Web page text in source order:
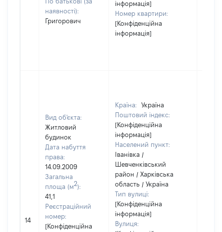
наявності):
Григорович
інформація]
Номер квартири:
[Конфіденційна
інформація]
14
Вид об'єкта:
Житловий
будинок
Дата набуття
права:
14.09.2009
Загальна
площа (м2):
41,1
Реєстраційний
номер:
[Конфіденційна
Країна:
Україна
Поштовий індекс:
[Конфіденційна
інформація]
Населений пункт:
Іванівка /
Шевченківський
район / Харківська
область / Україна
Тип вулиці:
[Конфіденційна
інформація]
Вулиця: